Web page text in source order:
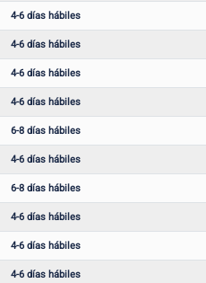
4-6 días hábiles
4-6 días hábiles
4-6 días hábiles
4-6 días hábiles
6-8 días hábiles
4-6 días hábiles
6-8 días hábiles
4-6 días hábiles
4-6 días hábiles
4-6 días hábiles